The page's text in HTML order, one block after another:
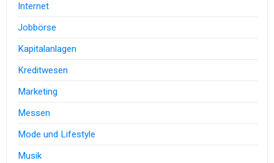
Internet
Jobbörse
Kapitalanlagen
Kreditwesen
Marketing
Messen
Mode und Lifestyle
Musik